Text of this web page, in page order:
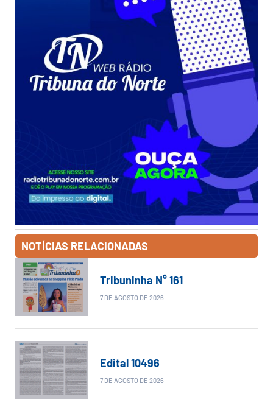
NOTÍCIAS RELACIONADAS
Tribuninha N° 161
7 DE AGOSTO DE 2026
Edital 10496
7 DE AGOSTO DE 2026